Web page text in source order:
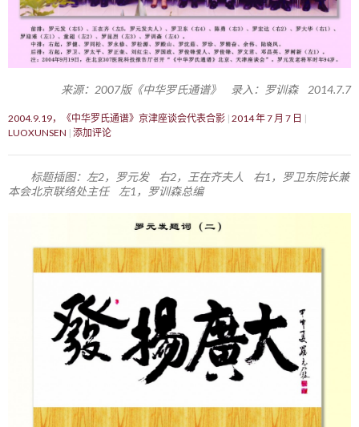
来源：2007版《中华罗氏通谱》 录入：罗训森 2014.7.7
2004.9.19，《中华罗氏通谱》京津座谈会代表合影 2014 年 7 月 7 日
LUOXUNSEN 添加评论
标题插图：左2，罗元发 右2，王在齐夫人 右1，罗卫东院长兼
本会北京联络处主任 左1，罗训森总编